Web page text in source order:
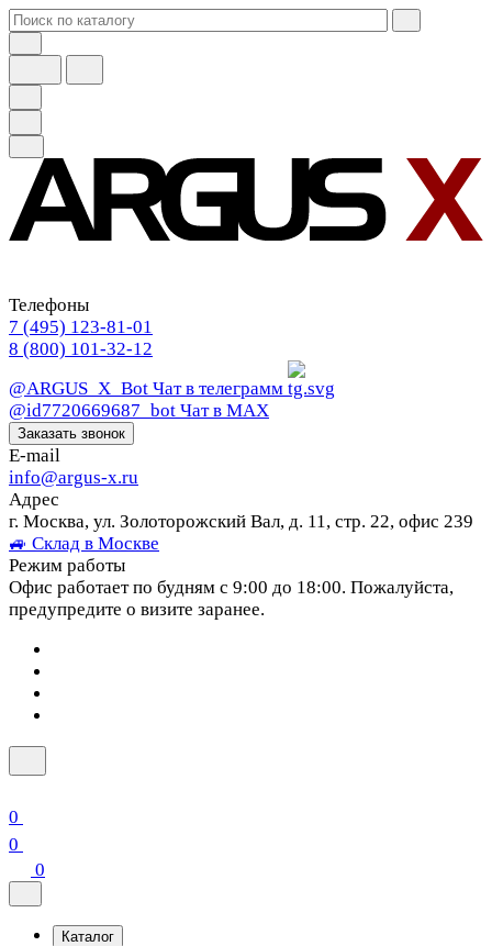
Телефоны
7 (495) 123-81-01
8 (800) 101-32-12
@ARGUS_X_Bot Чат в телеграмм
@id7720669687_bot Чат в МАХ
Заказать звонок
E-mail
info@argus-x.ru
Адрес
г. Москва, ул. Золоторожский Вал, д. 11, стр. 22, офис 239
🚙 Склад в Москве
Режим работы
Офис работает по будням с 9:00 до 18:00. Пожалуйста,
предупредите о визите заранее.
0
0
0
Каталог